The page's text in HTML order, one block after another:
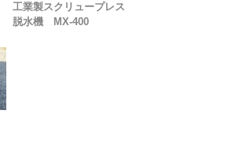
工業製スクリュープレス
脱水機 MX-400